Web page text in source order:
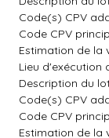
Code(s) CPV
Code CPV
Estimation de la
Lieu d'exécution
Description du lot
Code(s) CPV
Code CPV
Estimation de la